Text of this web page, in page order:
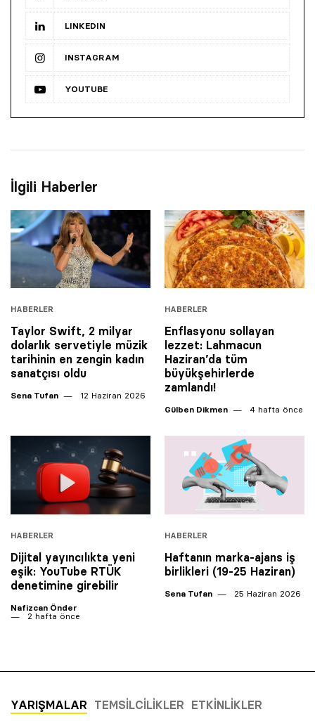
LINKEDIN
INSTAGRAM
YOUTUBE
İlgili Haberler
HABERLER
Taylor Swift, 2 milyar
dolarlık servetiyle müzik
tarihinin en zengin kadın
sanatçısı oldu
Sena Tufan 12 Haziran 2026
HABERLER
Enflasyonu sollayan
lezzet: Lahmacun
Haziran’da tüm
büyükşehirlerde
zamlandı!
Gülben Dikmen 4 hafta önce
HABERLER
Dijital yayıncılıkta yeni
eşik: YouTube RTÜK
denetimine girebilir
Nafizcan Önder
2 hafta önce
HABERLER
Haftanın marka-ajans iş
birlikleri (19-25 Haziran)
Sena Tufan 25 Haziran 2026
YARIŞMALAR TEMSILCILIKLER ETKINLIKLER